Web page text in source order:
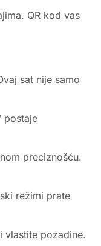
QR kod vas
sat nije samo
postaje
preciznošću.
režimi prate
vlastite pozadine.